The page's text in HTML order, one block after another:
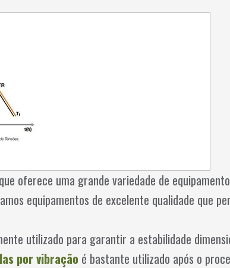
oferece uma grande variedade de
equipamentos de excelente qualidade que
utilizado para garantir a estabilidade
por vibração é bastante utilizado após o